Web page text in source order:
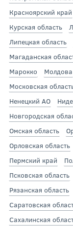
Красноярский край
Курская область
Липецкая область
Магаданская
Марокко
Молдова
Московская
Ненецкий АО
Новгородская
Омская область
Орловская область
Пермский край
Псковская область
Рязанская область
Саратовская
Сахалинская